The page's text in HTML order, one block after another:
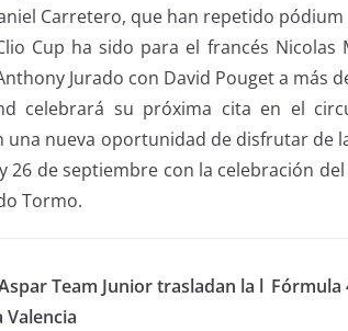
Carretero, que han repetido pódium
Cup ha sido para el francés
Jurado con David Pouget a más
celebrará su próxima cita en el
una nueva oportunidad de disfrutar de
26 de septiembre con la celebración
Tormo.
Team Junior trasladan la l Fórmula